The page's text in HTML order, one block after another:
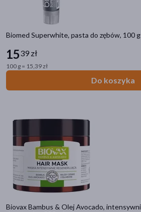
Biomed Superwhite, pasta do zębów, 100 g
1539 zł
100 g = 15,39 zł
Do koszyka
Biovax Bambus & Olej Avocado,